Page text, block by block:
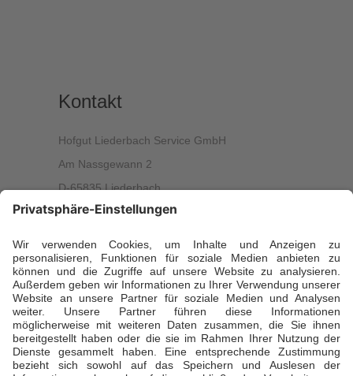
Kontakt
Hofgut Liederbach Service GmbH
Am Nassgewann 2
D-65835 Liederbach
info@hofgut-liederbach.de
Ansprechpartner
Daniela Büdenbender, Geschäftsführerin
T +49 173 5941929